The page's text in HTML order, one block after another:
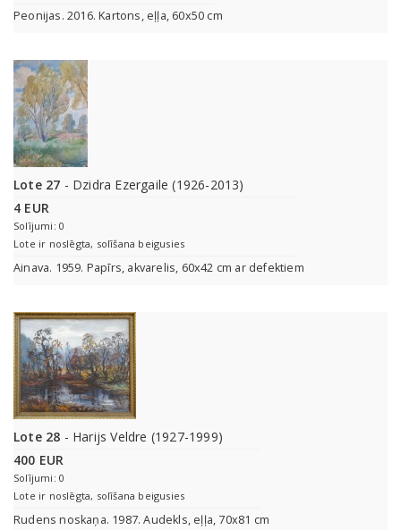
Peonijas. 2016. Kartons, eļļa, 60x50 cm
Lote 27 - Dzidra Ezergaile (1926-2013)
4 EUR
Solījumi: 0
Lote ir noslēgta, solīšana beigusies
Ainava. 1959. Papīrs, akvarelis, 60x42 cm ar defektiem
Lote 28 - Harijs Veldre (1927-1999)
400 EUR
Solījumi: 0
Lote ir noslēgta, solīšana beigusies
Rudens noskaņa. 1987. Audekls, eļļa, 70x81 cm